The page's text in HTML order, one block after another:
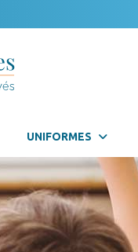
UNIFORMES